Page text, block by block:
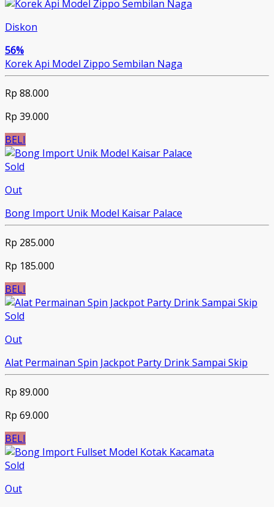
Diskon
56%
Korek Api Model Zippo Sembilan Naga
Rp 88.000
Rp 39.000
BELI
Sold
Out
Bong Import Unik Model Kaisar Palace
Rp 285.000
Rp 185.000
BELI
Sold
Out
Alat Permainan Spin Jackpot Party Drink Sampai Skip
Rp 89.000
Rp 69.000
BELI
Sold
Out